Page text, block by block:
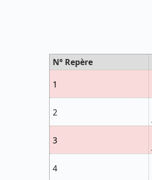
N° Repère
1
2
3
4